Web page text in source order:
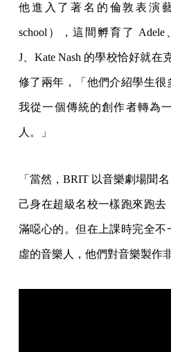
他進入了著名的倫敦表演
school），這間孵育了 Adele
J、Kate Nash 的學校恰好就在
修了兩年，「他們介紹學生很
我從一個傳統的創作者轉為
人。」
「當然，BRIT 以音樂劇場聞
己身在超級名校一樣跑來跑
滿噁心的。但在上課時完全
虛的音樂人，他們對音樂製作